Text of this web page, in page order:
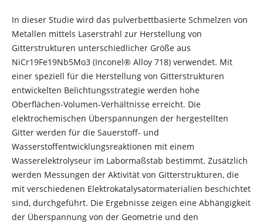
In dieser Studie wird das pulverbettbasierte Schmelzen von
Metallen mittels Laserstrahl zur Herstellung von
Gitterstrukturen unterschiedlicher Größe aus
NiCr19Fe19Nb5Mo3 (Inconel® Alloy 718) verwendet. Mit
einer speziell für die Herstellung von Gitterstrukturen
entwickelten Belichtungsstrategie werden hohe
Oberflächen-Volumen-Verhältnisse erreicht. Die
elektrochemischen Überspannungen der hergestellten
Gitter werden für die Sauerstoff- und
Wasserstoffentwicklungsreaktionen mit einem
Wasserelektrolyseur im Labormaßstab bestimmt. Zusätzlich
werden Messungen der Aktivität von Gitterstrukturen, die
mit verschiedenen Elektrokatalysatormaterialien beschichtet
sind, durchgeführt. Die Ergebnisse zeigen eine Abhängigkeit
der Überspannung von der Geometrie und den